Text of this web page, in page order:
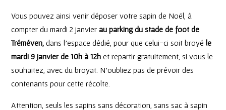
Vous pouvez ainsi venir déposer votre sapin de Noël, à
compter du mardi 2 janvier au parking du stade de foot de
Tréméven,dans l’espace dédié, pour que celui-ci soit broyé le
mardi 9 janvier de 10h à 12het repartir gratuitement, si vous le
souhaitez, avec du broyat. N’oubliez pas de prévoir des
contenants pour cette récolte.
Attention, seuls les sapins sans décoration, sans sac à sapin